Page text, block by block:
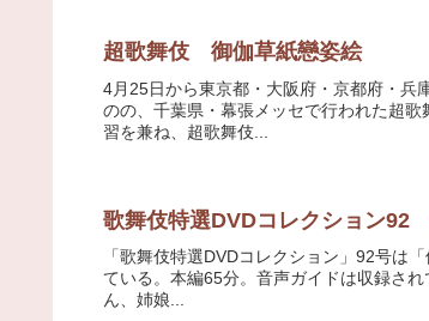
超歌舞伎 御伽草紙戀姿絵
4月25日から東京都・大阪府・京都府・兵
のの、千葉県・幕張メッセで行われた超
習を兼ね、超歌舞伎...
歌舞伎特選DVDコレクション92
「歌舞伎特選DVDコレクション」92号は
ている。本編65分。音声ガイドは収録さ
ん、姉娘...